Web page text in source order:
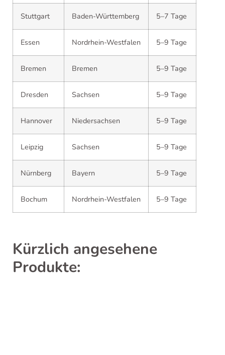
Stuttgart Baden-Württemberg 5–7 Tage
Essen Nordrhein-Westfalen 5–9 Tage
Bremen Bremen 5–9 Tage
Dresden Sachsen 5–9 Tage
Hannover Niedersachsen 5–9 Tage
Leipzig Sachsen 5–9 Tage
Nürnberg Bayern 5–9 Tage
Bochum Nordrhein-Westfalen 5–9 Tage
Kürzlich angesehene
Produkte: